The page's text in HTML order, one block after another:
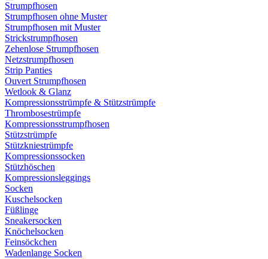
Strumpfhosen
Strumpfhosen ohne Muster
Strumpfhosen mit Muster
Strickstrumpfhosen
Zehenlose Strumpfhosen
Netzstrumpfhosen
Strip Panties
Ouvert Strumpfhosen
Wetlook & Glanz
Kompressionsstrümpfe & Stützstrümpfe
Thrombosestrümpfe
Kompressionsstrumpfhosen
Stützstrümpfe
Stützkniestrümpfe
Kompressionssocken
Stützhöschen
Kompressionsleggings
Socken
Kuschelsocken
Füßlinge
Sneakersocken
Knöchelsocken
Feinsöckchen
Wadenlange Socken